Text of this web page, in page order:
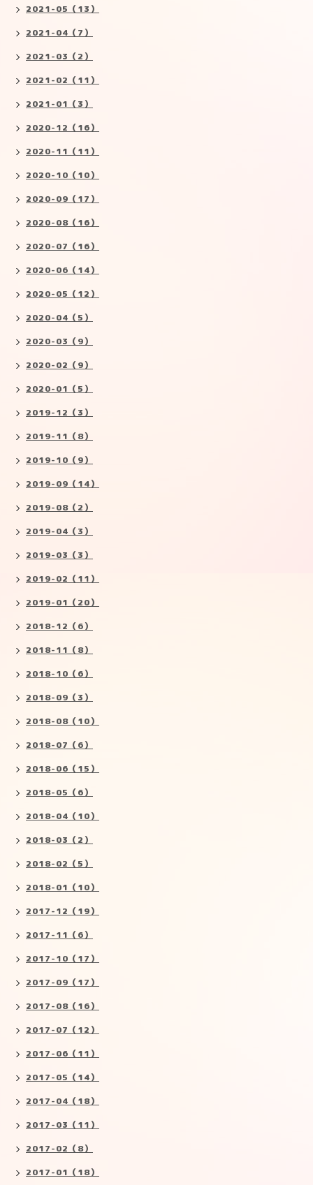
2021-05（13）
2021-04（7）
2021-03（2）
2021-02（11）
2021-01（3）
2020-12（16）
2020-11（11）
2020-10（10）
2020-09（17）
2020-08（16）
2020-07（16）
2020-06（14）
2020-05（12）
2020-04（5）
2020-03（9）
2020-02（9）
2020-01（5）
2019-12（3）
2019-11（8）
2019-10（9）
2019-09（14）
2019-08（2）
2019-04（3）
2019-03（3）
2019-02（11）
2019-01（20）
2018-12（6）
2018-11（8）
2018-10（6）
2018-09（3）
2018-08（10）
2018-07（6）
2018-06（15）
2018-05（6）
2018-04（10）
2018-03（2）
2018-02（5）
2018-01（10）
2017-12（19）
2017-11（6）
2017-10（17）
2017-09（17）
2017-08（16）
2017-07（12）
2017-06（11）
2017-05（14）
2017-04（18）
2017-03（11）
2017-02（8）
2017-01（18）